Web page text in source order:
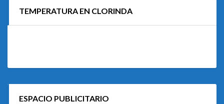
TEMPERATURA EN CLORINDA
ESPACIO PUBLICITARIO